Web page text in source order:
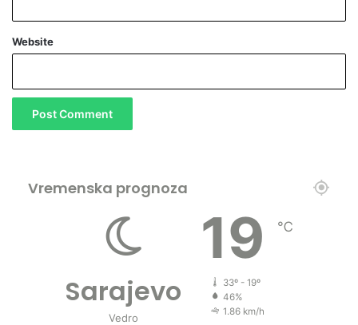
Website
Vremenska prognoza
Sarajevo
Vedro
19 ℃
33º - 19º
46%
1.86 km/h